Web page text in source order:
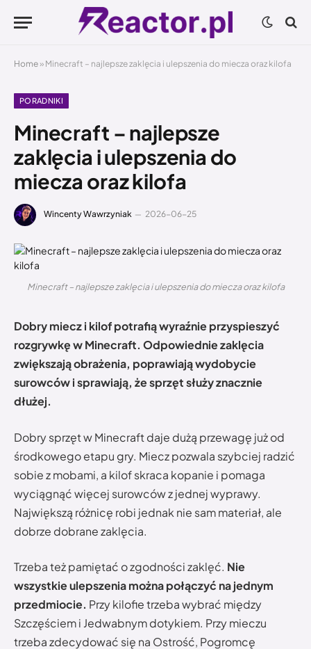
Home » Minecraft – najlepsze zaklęcia i ulepszenia do miecza oraz kilofa
PORADNIKI
Minecraft – najlepsze
zaklęcia i ulepszenia do
miecza oraz kilofa
Wincenty Wawrzyniak 2026-06-25
Minecraft – najlepsze zaklęcia i ulepszenia do miecza oraz kilofa
Dobry miecz i kilof potrafią wyraźnie przyspieszyć
rozgrywkę w Minecraft. Odpowiednie zaklęcia
zwiększają obrażenia, poprawiają wydobycie
surowców i sprawiają, że sprzęt służy znacznie
dłużej.
Dobry sprzęt w Minecraft daje dużą przewagę już od
środkowego etapu gry. Miecz pozwala szybciej radzić
sobie z mobami, a kilof skraca kopanie i pomaga
wyciągnąć więcej surowców z jednej wyprawy.
Największą różnicę robi jednak nie sam materiał, ale
dobrze dobrane zaklęcia.
Trzeba też pamiętać o zgodności zaklęć. Nie
wszystkie ulepszenia można połączyć na jednym
przedmiocie. Przy kilofie trzeba wybrać między
Szczęściem i Jedwabnym dotykiem. Przy mieczu
trzeba zdecydować się na Ostrość, Pogromcę